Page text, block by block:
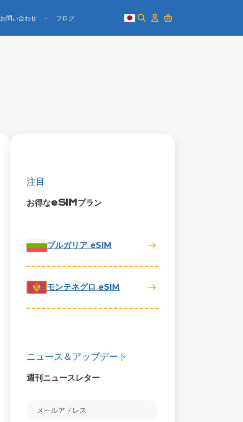
お問い合わせ ブログ
注目
お得なeSIMプラン
ブルガリア eSIM
モンテネグロ eSIM
ニュース＆アップデート
週刊ニュースレター